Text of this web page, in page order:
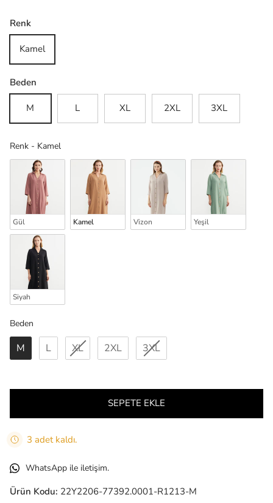
Renk
Kamel
Beden
M L XL 2XL 3XL
Renk - Kamel
Gül Kamel Vizon Yeşil
Siyah
Beden
Beden
M L XL 2XL 3XL
SEPETE EKLE
3 adet kaldı.
WhatsApp ile iletişim.
Ürün Kodu: 22Y2206-77392.0001-R1213-M